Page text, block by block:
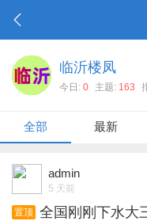
临沂楼凤
今日: 0 主题: 163
全部 最新
admin
5 天前
置顶 全国刚刚下水大